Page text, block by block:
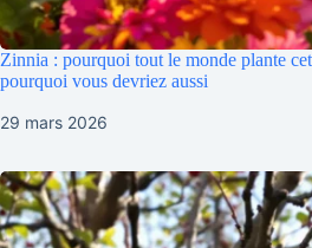
Zinnia : pourquoi tout le monde plante
pourquoi vous devriez aussi
29 mars 2026